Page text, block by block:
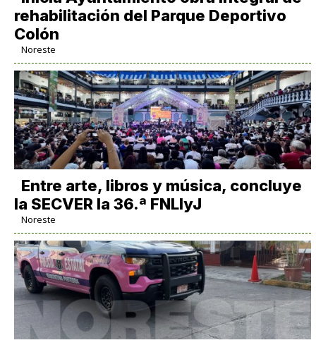
rehabilitación del Parque Deportivo
Colón
Noreste
Entre arte, libros y música, concluye
la SECVER la 36.ª FNLIyJ
Noreste